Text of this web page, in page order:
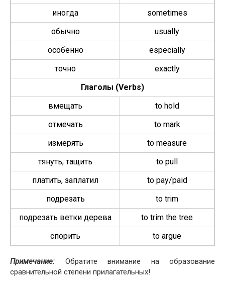
иногда
some­times
обычно
usu­al­ly
особенно
espe­cial­ly
точно
exact­ly
Глаголы (Verbs)
вмещать
to hold
отмечать
to mark
измерять
to mea­sure
тянуть, тащить
to pull
платить, заплатил
to pay/paid
подрезать
to trim
подрезать ветки дерева
to trim the tree
спорить
to argue
Примечание: Обратите внимание на образование
сравнительной степени прилагательных!